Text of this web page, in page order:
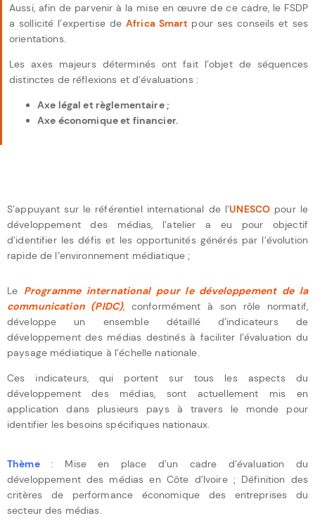
Aussi, afin de parvenir à la mise en œuvre de ce cadre, le FSDP
a sollicité l’expertise de Africa Smart pour ses conseils et ses
orientations.
Les axes majeurs déterminés ont fait l’objet de séquences
distinctes de réflexions et d’évaluations :
Axe légal et règlementaire ;
Axe économique et financier.
S’appuyant sur le référentiel international de l’UNESCO pour le
développement des médias, l’atelier a eu pour objectif
d’identifier les défis et les opportunités générés par l’évolution
rapide de l’environnement médiatique ;
Le Programme international pour le développement de la
communication (PIDC), conformément à son rôle normatif,
développe un ensemble détaillé d’indicateurs de
développement des médias destinés à faciliter l’évaluation du
paysage médiatique à l’échelle nationale.
Ces indicateurs, qui portent sur tous les aspects du
développement des médias, sont actuellement mis en
application dans plusieurs pays à travers le monde pour
identifier les besoins spécifiques nationaux.
Thème
: Mise en place d’un cadre d’évaluation du
développement des médias en Côte d’Ivoire ; Définition des
critères de performance économique des entreprises du
secteur des médias.